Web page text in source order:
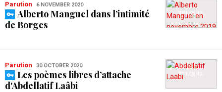
Parution 6 NOVEMBER 2020
Alberto Manguel dans l’intimité
de Borges
Parution 30 OCTOBER 2020
Les poèmes libres d’attache
d'Abdellatif Laâbi